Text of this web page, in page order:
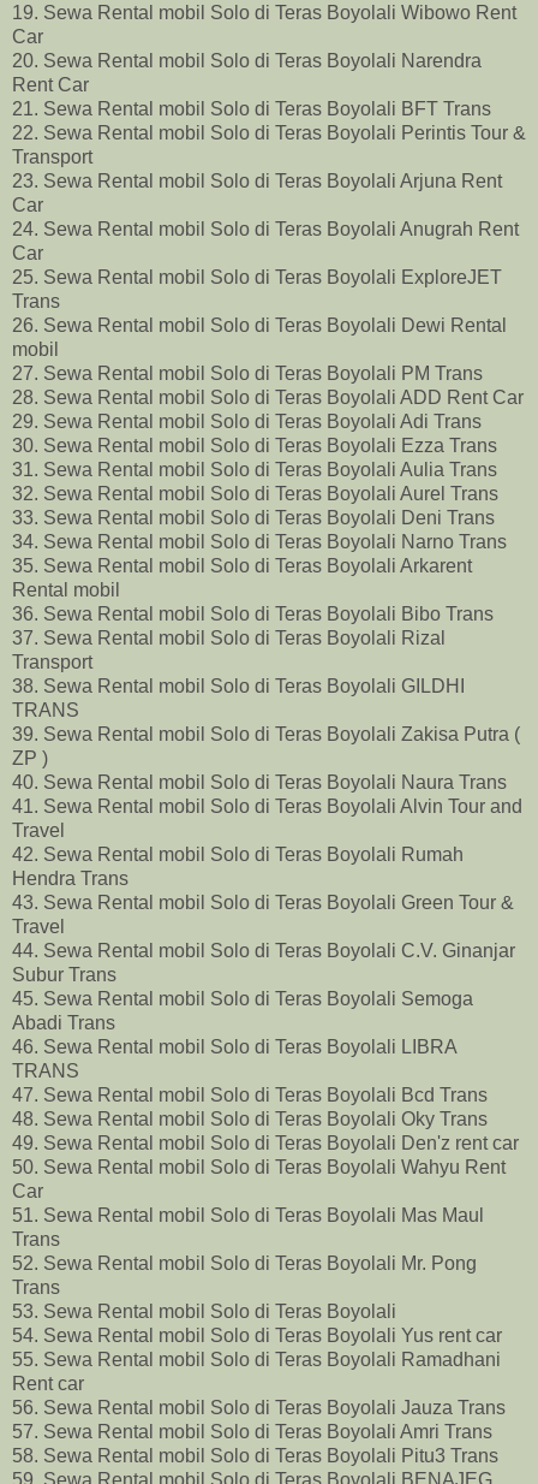
19. Sewa Rental mobil Solo di Teras Boyolali Wibowo Rent
Car
20. Sewa Rental mobil Solo di Teras Boyolali Narendra
Rent Car
21. Sewa Rental mobil Solo di Teras Boyolali BFT Trans
22. Sewa Rental mobil Solo di Teras Boyolali Perintis Tour &
Transport
23. Sewa Rental mobil Solo di Teras Boyolali Arjuna Rent
Car
24. Sewa Rental mobil Solo di Teras Boyolali Anugrah Rent
Car
25. Sewa Rental mobil Solo di Teras Boyolali ExploreJET
Trans
26. Sewa Rental mobil Solo di Teras Boyolali Dewi Rental
mobil
27. Sewa Rental mobil Solo di Teras Boyolali PM Trans
28. Sewa Rental mobil Solo di Teras Boyolali ADD Rent Car
29. Sewa Rental mobil Solo di Teras Boyolali Adi Trans
30. Sewa Rental mobil Solo di Teras Boyolali Ezza Trans
31. Sewa Rental mobil Solo di Teras Boyolali Aulia Trans
32. Sewa Rental mobil Solo di Teras Boyolali Aurel Trans
33. Sewa Rental mobil Solo di Teras Boyolali Deni Trans
34. Sewa Rental mobil Solo di Teras Boyolali Narno Trans
35. Sewa Rental mobil Solo di Teras Boyolali Arkarent
Rental mobil
36. Sewa Rental mobil Solo di Teras Boyolali Bibo Trans
37. Sewa Rental mobil Solo di Teras Boyolali Rizal
Transport
38. Sewa Rental mobil Solo di Teras Boyolali GILDHI
TRANS
39. Sewa Rental mobil Solo di Teras Boyolali Zakisa Putra (
ZP )
40. Sewa Rental mobil Solo di Teras Boyolali Naura Trans
41. Sewa Rental mobil Solo di Teras Boyolali Alvin Tour and
Travel
42. Sewa Rental mobil Solo di Teras Boyolali Rumah
Hendra Trans
43. Sewa Rental mobil Solo di Teras Boyolali Green Tour &
Travel
44. Sewa Rental mobil Solo di Teras Boyolali C.V. Ginanjar
Subur Trans
45. Sewa Rental mobil Solo di Teras Boyolali Semoga
Abadi Trans
46. Sewa Rental mobil Solo di Teras Boyolali LIBRA
TRANS
47. Sewa Rental mobil Solo di Teras Boyolali Bcd Trans
48. Sewa Rental mobil Solo di Teras Boyolali Oky Trans
49. Sewa Rental mobil Solo di Teras Boyolali Den'z rent car
50. Sewa Rental mobil Solo di Teras Boyolali Wahyu Rent
Car
51. Sewa Rental mobil Solo di Teras Boyolali Mas Maul
Trans
52. Sewa Rental mobil Solo di Teras Boyolali Mr. Pong
Trans
53. Sewa Rental mobil Solo di Teras Boyolali
54. Sewa Rental mobil Solo di Teras Boyolali Yus rent car
55. Sewa Rental mobil Solo di Teras Boyolali Ramadhani
Rent car
56. Sewa Rental mobil Solo di Teras Boyolali Jauza Trans
57. Sewa Rental mobil Solo di Teras Boyolali Amri Trans
58. Sewa Rental mobil Solo di Teras Boyolali Pitu3 Trans
59. Sewa Rental mobil Solo di Teras Boyolali BENAJEG